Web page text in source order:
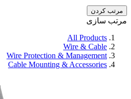
مرتب کردن
مرتب سازی
All Products
Wire & Cable
Wire Protection & Management
Cable Mounting & Accessories